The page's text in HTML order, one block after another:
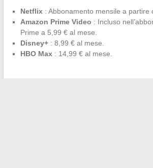
Netflix: Abbonamento mensile a partire
Amazon Prime Video : Incluso
Prime a 5,99 € al mese.
Disney+: 8,99 € al mese.
HBO Max: 14,99 € al mese.